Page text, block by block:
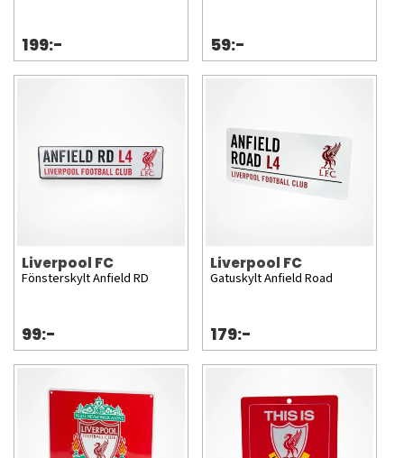
199:- 59:-
Liverpool FC
Fönsterskylt Anfield RD
99:-
Liverpool FC
Gatuskylt Anfield Road
179:-